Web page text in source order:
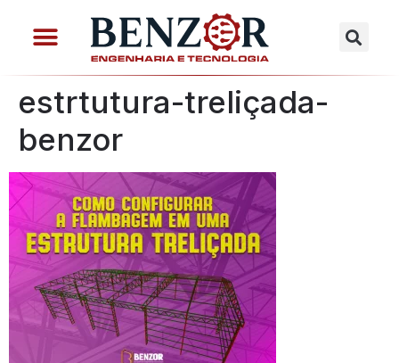
estrtutura-treliçada-
benzor